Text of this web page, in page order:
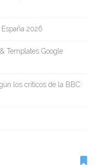
2026
Templates Google
los críticos de la BBC